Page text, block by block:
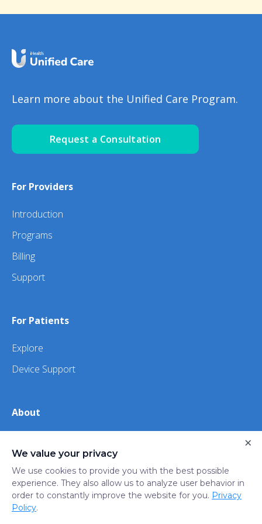
Learn more about the Unified Care Program.
Request a Consultation
For Providers
Introduction
Programs
Billing
Support
For Patients
Explore
Device Support
About
iHealth
Privacy
Policy
Trust
Do not sell or share my
We value your privacy
We use cookies to provide you with the best possible
experience. They also allow us to analyze user behavior in
order to constantly improve the website for you. Privacy
Policy.
×